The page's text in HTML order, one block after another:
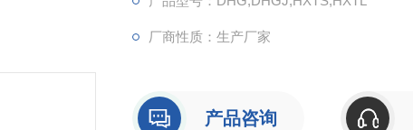
厂商性质：生产厂家
产品咨询